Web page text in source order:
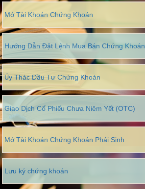
Mở Tài Khoản Chứng Khoán
Hướng Dẫn Đặt Lệnh Mua Bán Chứng Khoán
Ủy Thác Đầu Tư Chứng Khoán
Giao Dịch Cổ Phiếu Chưa Niêm Yết (OTC)
Mở Tài Khoản Chứng Khoán Phái Sinh
Lưu ký chứng khoán